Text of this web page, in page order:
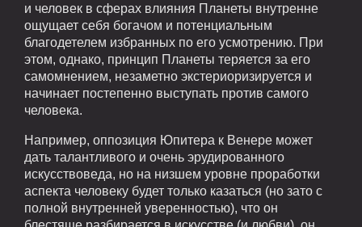
и человек в сферах влияния Планеты внутренне
ощущает себя богачом и потенциальным
благодетелем избранных по его усмотрению. При
этом, однако, принцип Планеты теряется за его
самомнением, незаметно экстериоризируется и
начинает постепенно выступать против самого
человека.
Например, оппозиция Юпитера к Венере может
дать талантливого и очень эрудированного
искусствоведа, но на низшем уровне проработки
аспекта человеку будет только казаться (но зато с
полной внутренней уверенностью), что он